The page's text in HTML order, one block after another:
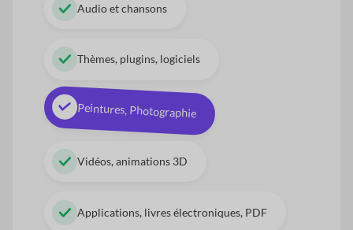
Audio et chansons
Thèmes, plugins, logiciels
Peintures, Photographie
Vidéos, animations 3D
Applications, livres électroniques, PDF